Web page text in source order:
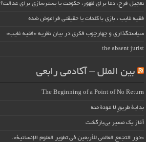
تعجیل فرج: دعا برای ظهور، حکومت یا بسترسازی برای عدالت؟
فقیه غایب ، بازی با کلمات یا حقیقتی فراموش شده
سیاستگذاری و چهارچوب فکری در بیان نظریه «فقیه غایب»
the absent jurist
بین الملل – آکادمی رابعی
The Beginning of a Point of No Return
بداية طريقٍ لا عودة منه
آغاز یک مسیر بی‌بازگشت
«دور التجمع العالمي للأربعين في تطوير العلوم الإنسانية».